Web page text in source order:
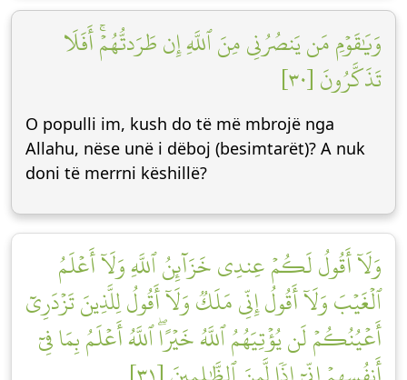
وَيَٰقَوۡمِ مَن يَنصُرُنِي مِنَ ٱللَّهِ إِن طَرَدتُّهُمۡۚ أَفَلَا
تَذَكَّرُونَ [٣٠]
O populli im, kush do të më mbrojë nga
Allahu, nëse unë i dëboj (besimtarët)? A nuk
doni të merrni këshillë?
وَلَآ أَقُولُ لَكُمۡ عِندِي خَزَآئِنُ ٱللَّهِ وَلَآ أَعۡلَمُ
ٱلۡغَيۡبَ وَلَآ أَقُولُ إِنِّي مَلَكٞ وَلَآ أَقُولُ لِلَّذِينَ تَزۡدَرِيٓ
أَعۡيُنُكُمۡ لَن يُؤۡتِيَهُمُ ٱللَّهُ خَيۡرًاۖ ٱللَّهُ أَعۡلَمُ بِمَا فِيٓ